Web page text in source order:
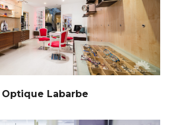
Optique Labarbe